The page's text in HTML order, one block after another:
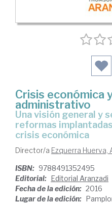
Crisis económica
administrativo
una visión general y sectorial de las
reformas
crisis económica
Director/a Ezquerra Huerva,
ISBN: 9788491352495
Editorial: Editorial Aranzadi
Fecha de la edición: 2016
Lugar de la edición: